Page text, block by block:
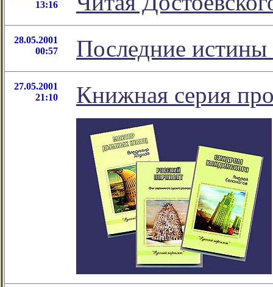
13:16
28.05.2001
00:57
Последние
27.05.2001
21:10
Книжная серия